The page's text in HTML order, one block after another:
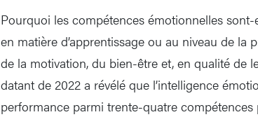
Pourquoi les compétences émotionnelles
en matière d’apprentissage ou au niveau de la
de la motivation, du bien-être et, en qualité de
datant de 2022 a révélé que l’intelligence
performance parmi trente-quatre